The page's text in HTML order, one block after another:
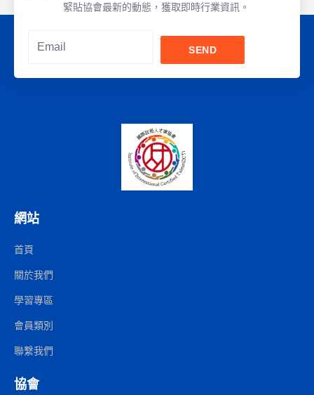
緊貼協會最新的動態，獲取即時行業資訊。
SEND
網站
首頁
關於我們
學習專區
會員類別
聯繫我們
協會